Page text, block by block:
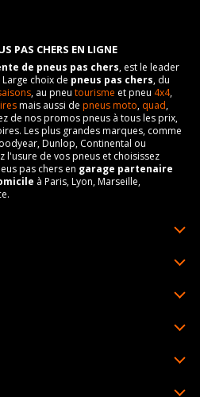
PAS CHERS EN LIGNE
de pneus pas chers, est le leader
choix de pneus pas chers, du
, au pneu tourisme et pneu 4x4,
mais aussi de pneus moto, quad,
de nos promos pneus à tous les prix,
Les plus grandes marques, comme
Dunlop, Continental ou
l'usure de vos pneus et choisissez
pas chers en garage partenaire
à Paris, Lyon, Marseille,